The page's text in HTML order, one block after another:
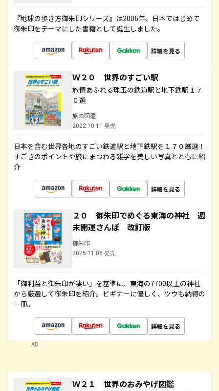
『地球の歩き方御朱印シリーズ』は2006年、日本ではじめて
御朱印をテーマにした書籍として誕生しました。
詳細を見る
Ｗ２０ 世界のすごい駅
旅情あふれる珠玉の鉄道駅と地下鉄駅１７
０選
旅の図鑑
2022.10.11 発売
日本を含む世界各地のすごい鉄道駅と地下鉄駅を１７０厳選！
すごさのポイントや旅にまつわる雑学を美しい写真とともに紹
介
詳細を見る
２０ 御朱印でめぐる東海の神社 週
末開運さんぽ 改訂版
御朱印
2025.11.06 発売
「御利益と御朱印が凄い」を基準に、東海の7700以上の神社
から厳選して御朱印を紹介。ビギナーに優しく、ツウも納得の
一冊。
詳細を見る
AD
Ｗ２１ 世界のおみやげ図鑑